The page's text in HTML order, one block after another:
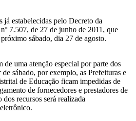
já estabelecidas pelo Decreto da
7.507, de 27 de junho de 2011, que
sábado, dia 27 de agosto.
de uma atenção especial por parte dos
sábado, por exemplo, as Prefeituras e
de Educação ficam impedidas de
de fornecedores e prestadores de
recursos será realizada